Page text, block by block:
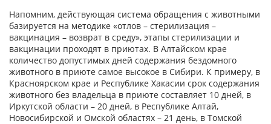
Напомним, действующая система обращения с животными
базируется на методике «отлов – стерилизация –
вакцинация – возврат в среду», этапы стерилизации и
вакцинации проходят в приютах. В Алтайском крае
количество допустимых дней содержания бездомного
животного в приюте самое высокое в Сибири. К примеру, в
Красноярском крае и Республике Хакасии срок содержания
животного без владельца в приюте составляет 10 дней, в
Иркутской области – 20 дней, в Республике Алтай,
Новосибирской и Омской областях – 21 день, в Томской